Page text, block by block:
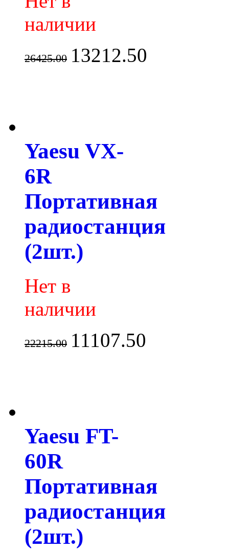
наличии
26425.00 13212.50
Yaesu VX-
6R
Портативная
радиостанция
(2шт.)
Нет в
наличии
22215.00 11107.50
Yaesu FT-
60R
Портативная
радиостанция
(2шт.)